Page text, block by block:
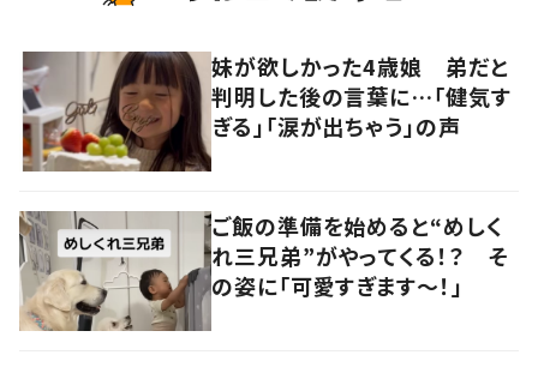
妹が欲しかった4歳娘 弟だと
判明した後の言葉に…「健気す
ぎる」「涙が出ちゃう」の声
ご飯の準備を始めると“めしく
れ三兄弟”がやってくる！？ そ
の姿に「可愛すぎます〜！」